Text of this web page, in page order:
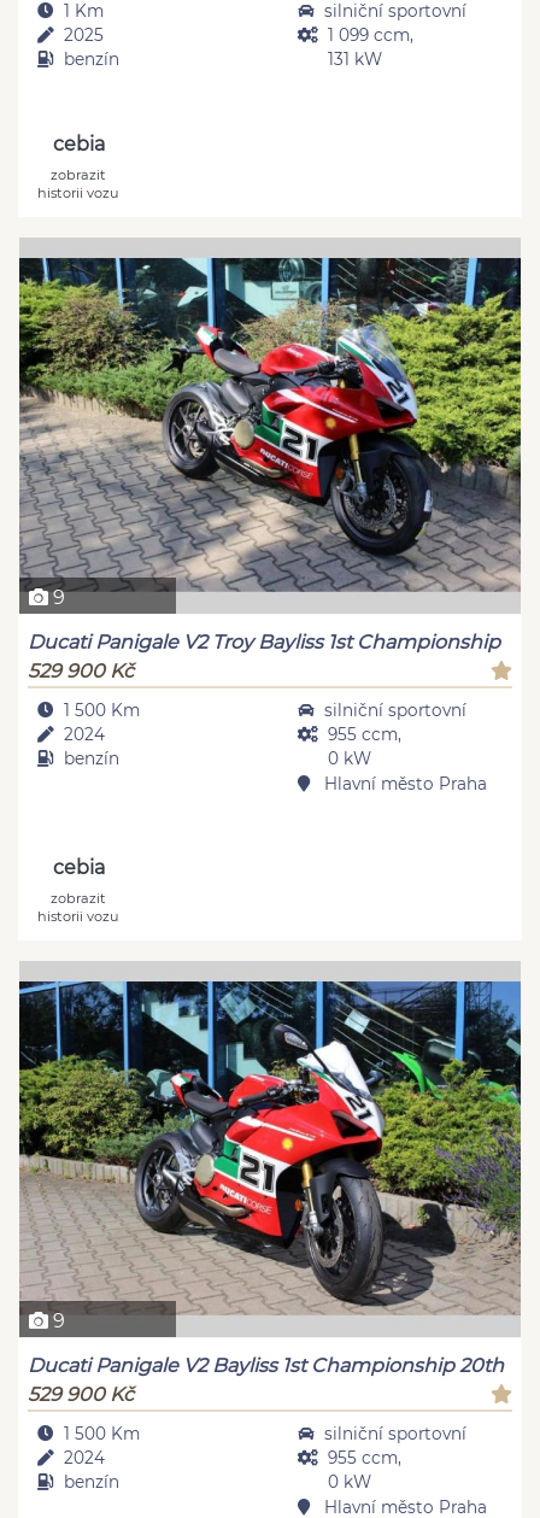
1 Km
2025
benzín
silniční sportovní
1 099 ccm,
131 kW
cebia
zobrazit
historii vozu
9
Ducati Panigale V2 Troy Bayliss 1st Championship
529 900 Kč
1 500 Km
2024
benzín
silniční sportovní
955 ccm,
0 kW
Hlavní město Praha
cebia
zobrazit
historii vozu
9
Ducati Panigale V2 Bayliss 1st Championship 20th
529 900 Kč
1 500 Km
2024
benzín
silniční sportovní
955 ccm,
0 kW
Hlavní město Praha